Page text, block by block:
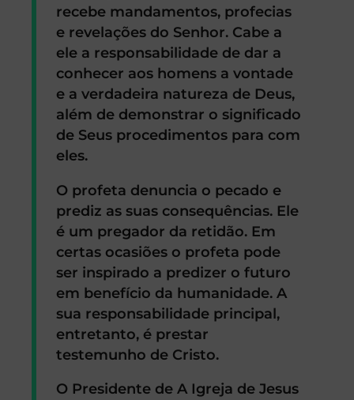
recebe mandamentos, profecias
e revelações do Senhor. Cabe a
ele a responsabilidade de dar a
conhecer aos homens a vontade
e a verdadeira natureza de Deus,
além de demonstrar o significado
de Seus procedimentos para com
eles.
O profeta denuncia o pecado e
prediz as suas consequências. Ele
é um pregador da retidão. Em
certas ocasiões o profeta pode
ser inspirado a predizer o futuro
em benefício da humanidade.A
sua responsabilidade principal,
entretanto, é prestar
testemunho de Cristo.
O Presidente de A Igreja de Jesus